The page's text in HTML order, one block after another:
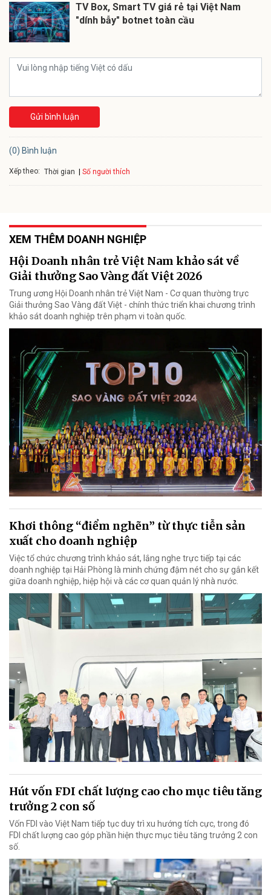
TV Box, Smart TV giá rẻ tại Việt Nam
"dính bẫy" botnet toàn cầu
Gửi bình luận
(0) Bình luận
Xếp theo: Thời gian Số người thích
XEM THÊM DOANH NGHIỆP
Hội Doanh nhân trẻ Việt Nam khảo sát về
Giải thưởng Sao Vàng đất Việt 2026
Trung ương Hội Doanh nhân trẻ Việt Nam - Cơ quan thường trực
Giải thưởng Sao Vàng đất Việt - chính thức triển khai chương trình
khảo sát doanh nghiệp trên phạm vi toàn quốc.
Khơi thông “điểm nghẽn” từ thực tiễn sản
xuất cho doanh nghiệp
Việc tổ chức chương trình khảo sát, lắng nghe trực tiếp tại các
doanh nghiệp tại Hải Phòng là minh chứng đậm nét cho sự gắn kết
giữa doanh nghiệp, hiệp hội và các cơ quan quản lý nhà nước.
Hút vốn FDI chất lượng cao cho mục tiêu tăng
trưởng 2 con số
Vốn FDI vào Việt Nam tiếp tục duy trì xu hướng tích cực, trong đó
FDI chất lượng cao góp phần hiện thực mục tiêu tăng trưởng 2 con
số.